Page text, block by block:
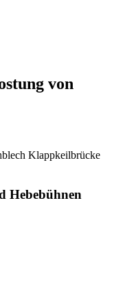
von
Klappkeilbrücke
Hebebühnen